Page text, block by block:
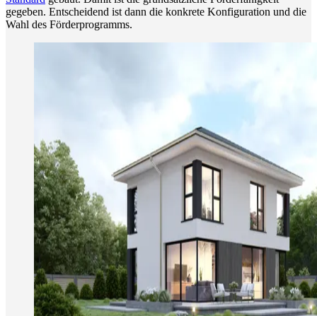
gegeben. Entscheidend ist dann die konkrete Konfiguration und die
Wahl des Förderprogramms.